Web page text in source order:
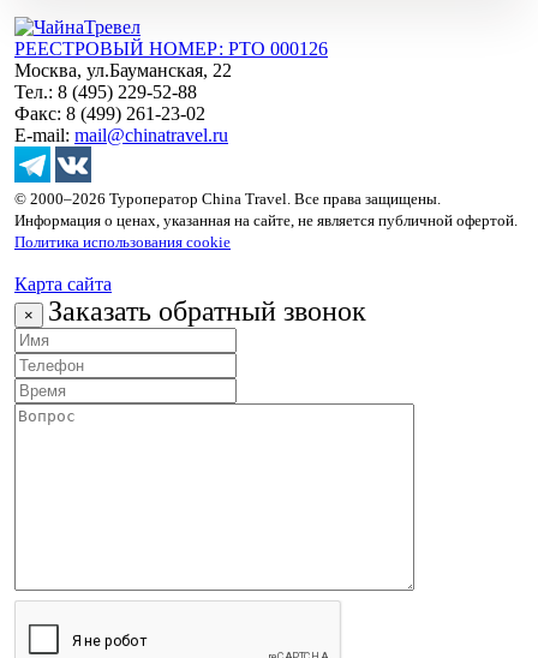
РЕЕСТРОВЫЙ НОМЕР: РТО 000126
Москва, ул.Бауманская, 22
Тел.: 8 (495) 229-52-88
Факс: 8 (499) 261-23-02
E-mail: mail@chinatravel.ru
© 2000–2026 Туроператор China Travel. Все права защищены.
Информация о ценах, указанная на сайте, не является публичной офертой.
Политика использования cookie
Карта сайта
× Заказать обратный звонок